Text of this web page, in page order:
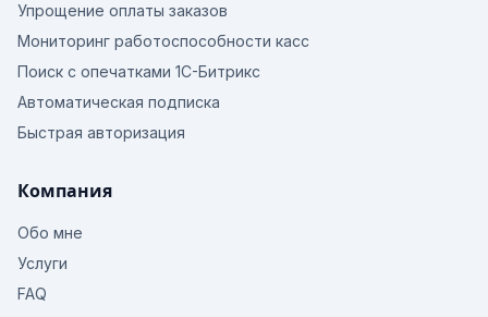
Упрощение оплаты заказов
Мониторинг работоспособности касс
Поиск с опечатками 1С-Битрикс
Автоматическая подписка
Быстрая авторизация
Компания
Обо мне
Услуги
FAQ